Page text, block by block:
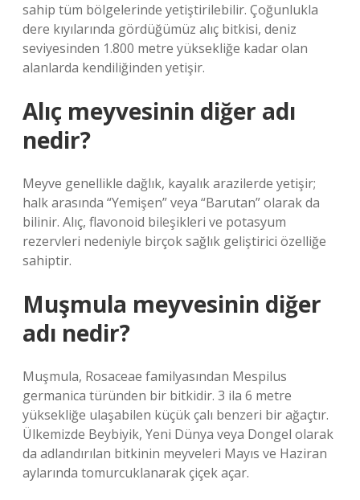
sahip tüm bölgelerinde yetiştirilebilir. Çoğunlukla
dere kıyılarında gördüğümüz alıç bitkisi, deniz
seviyesinden 1.800 metre yüksekliğe kadar olan
alanlarda kendiliğinden yetişir.
Alıç meyvesinin diğer adı
nedir?
Meyve genellikle dağlık, kayalık arazilerde yetişir;
halk arasında “Yemişen” veya “Barutan” olarak da
bilinir. Alıç, flavonoid bileşikleri ve potasyum
rezervleri nedeniyle birçok sağlık geliştirici özelliğe
sahiptir.
Muşmula meyvesinin diğer
adı nedir?
Muşmula, Rosaceae familyasından Mespilus
germanica türünden bir bitkidir. 3 ila 6 metre
yüksekliğe ulaşabilen küçük çalı benzeri bir ağaçtır.
Ülkemizde Beybiyik, Yeni Dünya veya Dongel olarak
da adlandırılan bitkinin meyveleri Mayıs ve Haziran
aylarında tomurcuklanarak çiçek açar.